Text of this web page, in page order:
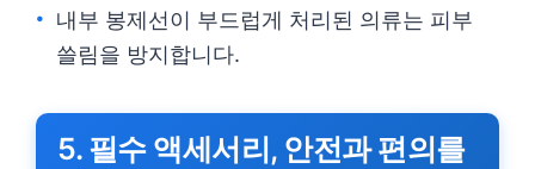
내부 봉제선이 부드럽게 처리된 의류는 피부
쓸림을 방지합니다.
5. 필수 액세서리, 안전과 편의를